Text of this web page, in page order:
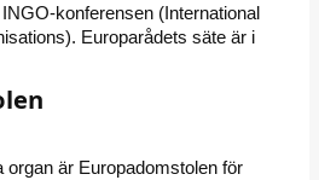
konferensen (International
Europarådets säte är i
är Europadomstolen för